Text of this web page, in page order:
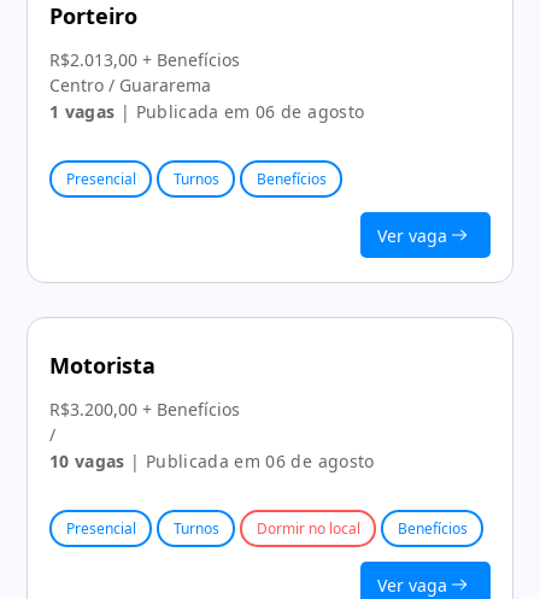
Porteiro
R$2.013,00 + Benefícios
Centro / Guararema
1 vagas | Publicada em 06 de agosto
Presencial Turnos Benefícios
Ver vaga
Motorista
R$3.200,00 + Benefícios
/
10 vagas | Publicada em 06 de agosto
Presencial Turnos Dormir no local Benefícios
Ver vaga